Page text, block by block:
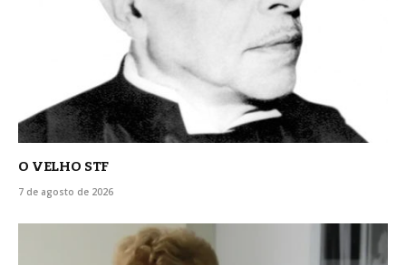
O VELHO STF
7 de agosto de 2026